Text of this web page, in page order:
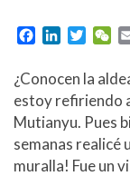
e
b
o
o
k
k
e
d
I
n
t
t
e
r
W
C
h
a
t
¿Conocen la
estoy refiriendo
Mutianyu. Pues
semanas realicé
muralla! Fue un